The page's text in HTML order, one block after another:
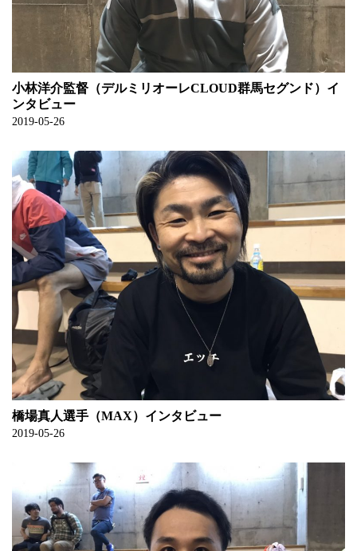
小林洋介監督（デルミリオーレCLOUD群馬セグンド）イ
ンタビュー
2019-05-26
橋場真人選手（MAX）インタビュー
2019-05-26